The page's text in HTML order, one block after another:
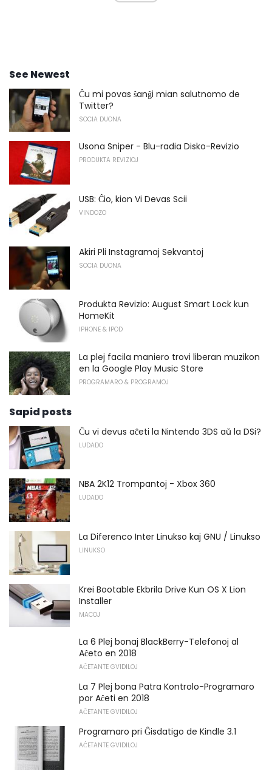
See Newest
Ĉu mi povas ŝanĝi mian salutnomo de
Twitter?
SOCIA DUONA
Usona Sniper - Blu-radia Disko-Revizio
PRODUKTA REVIZIOJ
USB: Ĉio, kion Vi Devas Scii
VINDOZO
Akiri Pli Instagramaj Sekvantoj
SOCIA DUONA
Produkta Revizio: August Smart Lock kun
HomeKit
IPHONE & IPOD
La plej facila maniero trovi liberan muzikon
en la Google Play Music Store
PROGRAMARO & PROGRAMOJ
Sapid posts
Ĉu vi devus aĉeti la Nintendo 3DS aŭ la DSi?
LUDADO
NBA 2K12 Trompantoj - Xbox 360
LUDADO
La Diferenco Inter Linukso kaj GNU / Linukso
LINUKSO
Krei Bootable Ekbrila Drive Kun OS X Lion
Installer
MACOJ
La 6 Plej bonaj BlackBerry-Telefonoj al
Aĉeto en 2018
AĈETANTE GVIDILOJ
La 7 Plej bona Patra Kontrolo-Programaro
por Aĉeti en 2018
AĈETANTE GVIDILOJ
Programaro pri Ĝisdatigo de Kindle 3.1
AĈETANTE GVIDILOJ